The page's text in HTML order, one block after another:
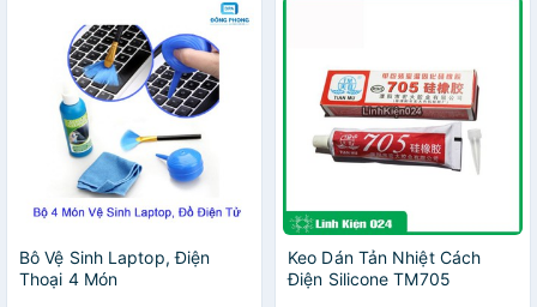
Bô Vệ Sinh Laptop, Điện
Thoại 4 Món
Keo Dán Tản Nhiệt Cách
Điện Silicone TM705